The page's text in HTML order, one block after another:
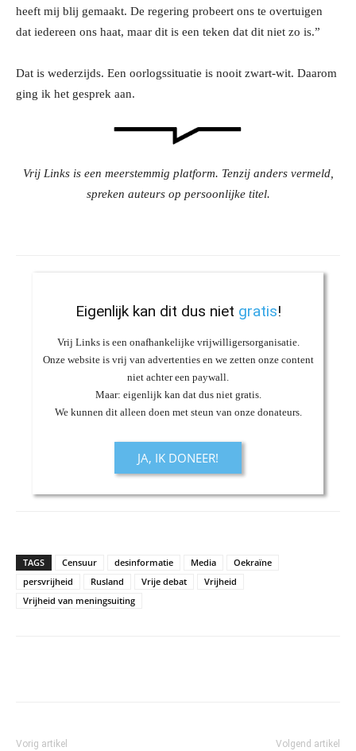
heeft mij blij gemaakt. De regering probeert ons te overtuigen
dat iedereen ons haat, maar dit is een teken dat dit niet zo is.”
Dat is wederzijds. Een oorlogssituatie is nooit zwart-wit. Daarom
ging ik het gesprek aan.
Vrij Links is een meerstemmig platform. Tenzij anders vermeld,
spreken auteurs op persoonlijke titel.
Eigenlijk kan dit dus niet gratis!
Vrij Links is een onafhankelijke vrijwilligersorganisatie.
Onze website is vrij van advertenties en we zetten onze content
niet achter een paywall.
Maar: eigenlijk kan dat dus niet gratis.
We kunnen dit alleen doen met steun van onze donateurs.
JA, IK DONEER!
TAGS Censuur desinformatie Media
Oekraïne
persvrijheid
Rusland Vrije debat
Vrijheid
Vrijheid van meningsuiting
Vorig artikel Volgend artikel